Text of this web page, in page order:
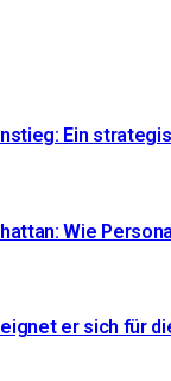
Ein
Wie
er sich für